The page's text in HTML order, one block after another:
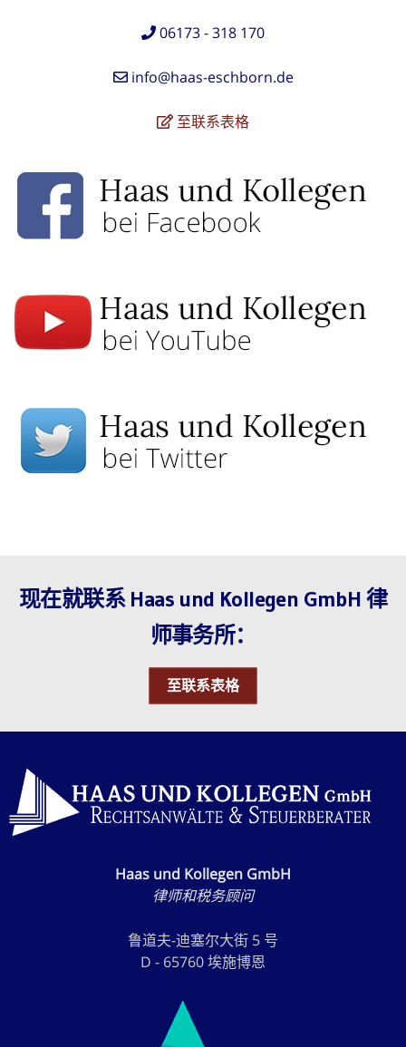
06173 - 318 170
info@haas-eschborn.de
至联系表格
现在就联系 Haas und Kollegen GmbH 律
师事务所：
至联系表格
Haas und Kollegen GmbH
律师和税务顾问
鲁道夫-迪塞尔大街 5 号
D - 65760 埃施博恩